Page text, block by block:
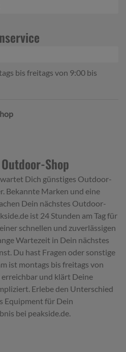
bis freitags von 9:00 bis
Shop
Dich günstiges Outdoor-
Bekannte Marken und eine
Dein nächstes Outdoor-
ist 24 Stunden am Tag für
schnellen und zuverlässigen
Wartezeit in Dein nächstes
Du hast Fragen oder sonstige
ist montags bis freitags von
und klärt Deine
Erlebe den Unterschied
Equipment für Dein
bei peakside.de.